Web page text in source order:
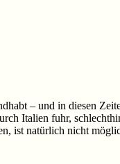
– und in diesen
Italien fuhr,
ist natürlich nicht